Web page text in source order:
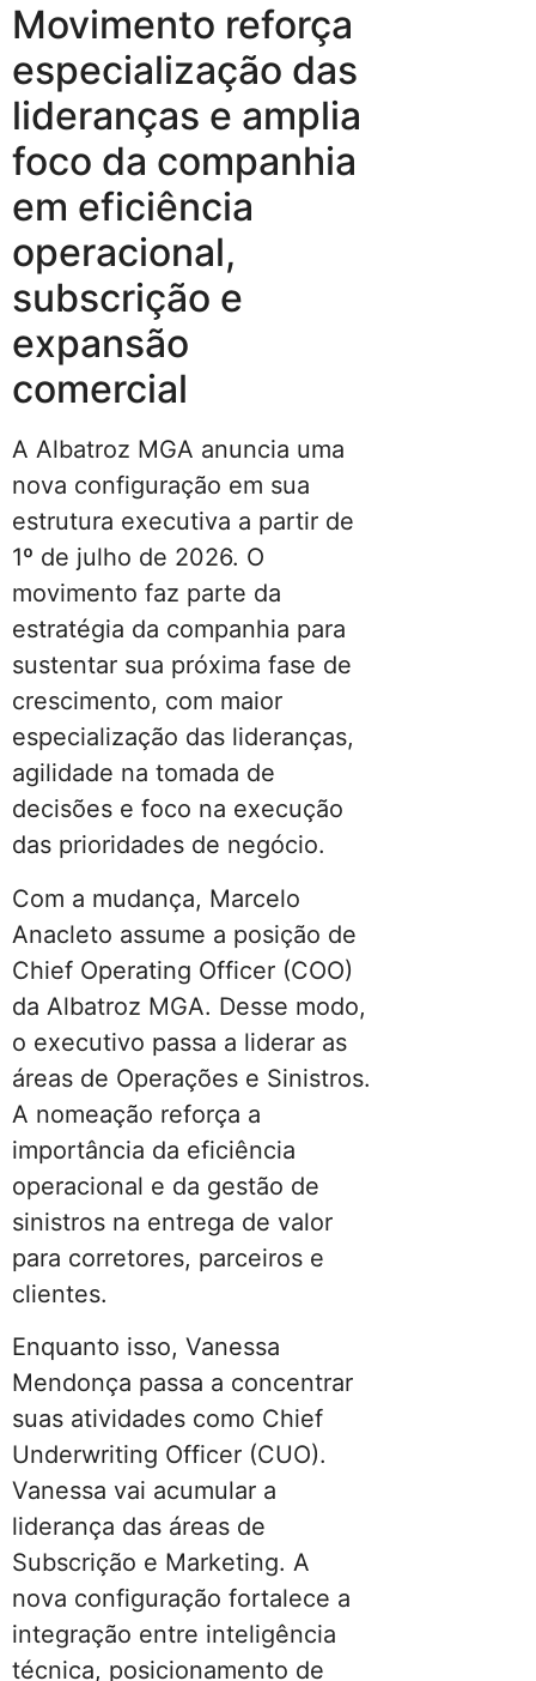
Movimento reforça
especialização das
lideranças e amplia
foco da companhia
em eficiência
operacional,
subscrição e
expansão
comercial
A Albatroz MGA anuncia uma
nova configuração em sua
estrutura executiva a partir de
1º de julho de 2026. O
movimento faz parte da
estratégia da companhia para
sustentar sua próxima fase de
crescimento, com maior
especialização das lideranças,
agilidade na tomada de
decisões e foco na execução
das prioridades de negócio.
Com a mudança, Marcelo
Anacleto assume a posição de
Chief Operating Officer (COO)
da Albatroz MGA. Desse modo,
o executivo passa a liderar as
áreas de Operações e Sinistros.
A nomeação reforça a
importância da eficiência
operacional e da gestão de
sinistros na entrega de valor
para corretores, parceiros e
clientes.
Enquanto isso, Vanessa
Mendonça passa a concentrar
suas atividades como Chief
Underwriting Officer (CUO).
Vanessa vai acumular a
liderança das áreas de
Subscrição e Marketing. A
nova configuração fortalece a
integração entre inteligência
técnica, posicionamento de